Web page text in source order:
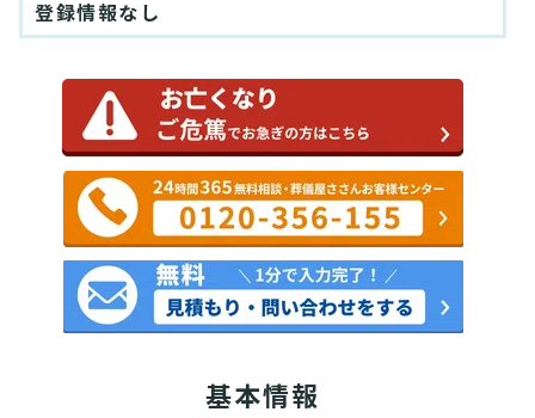
登録情報なし
基本情報